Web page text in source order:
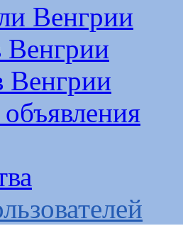
Венгрии
Венгрии
Венгрии